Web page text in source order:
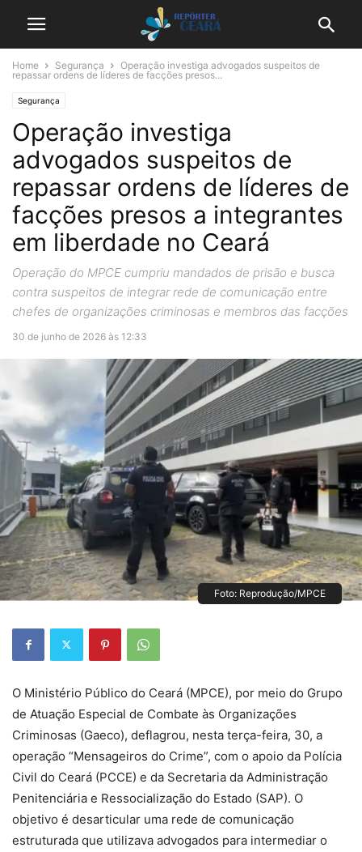
Home Segurança
Operação investiga advogados suspeitos de
repassar ordens de líderes de facções presos...
Segurança
Operação investiga
advogados suspeitos de
repassar ordens de líderes de
facções presos a integrantes
em liberdade no Ceará
Operação do MPCE cumpriu mandados de prisão e busca
contra suspeitos de integrar rede de comunicação entre
chefes de organizações criminosas e membros das facções
30 de junho de 2026 às 12:33
Foto: Reprodução/MPCE
O Ministério Público do Ceará (MPCE), por meio do Grupo
de Atuação Especial de Combate às Organizações
Criminosas (Gaeco), deflagrou, nesta terça-feira, 30, a
operação “Mensageiros do Crime”, com o apoio da Polícia
Civil do Ceará (PCCE) e da Secretaria da Administração
Penitenciária e Ressocialização do Estado (SAP). O
objetivo é desarticular uma rede de comunicação
estruturada que utilizava advogados para intermediar o